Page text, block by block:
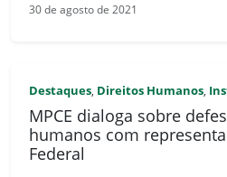
30 de agosto de 2021
Destaques, Direitos Humanos,
MPCE dialoga sobre
humanos com
Federal